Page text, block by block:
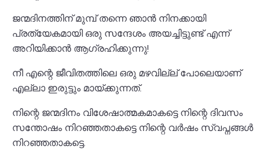
ജന്മദിനത്തിന് മുമ്പ് തന്നെ ഞാൻ നിനക്കായി
പ്രത്യേകമായി ഒരു സന്ദേശം അയച്ചിട്ടുണ്ട് എന്ന്
അറിയിക്കാൻ ആഗ്രഹിക്കുന്നു!
നീ എന്റെ ജീവിതത്തിലെ ഒരു മഴവില്ല് പോലെയാണ്
എല്ലാ ഇരുട്ടും മായ്ക്കുന്നത്.
നിന്റെ ജന്മദിനം വിശേഷാത്മകമാകട്ടെ നിന്റെ ദിവസം
സന്തോഷം നിറഞ്ഞതാകട്ടെ നിന്റെ വർഷം സ്വപ്നങ്ങൾ
നിറഞ്ഞതാകട്ടെ.